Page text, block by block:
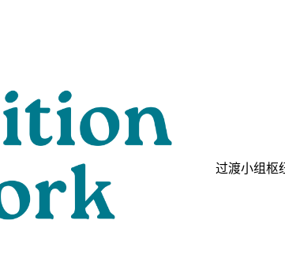
过渡小组枢